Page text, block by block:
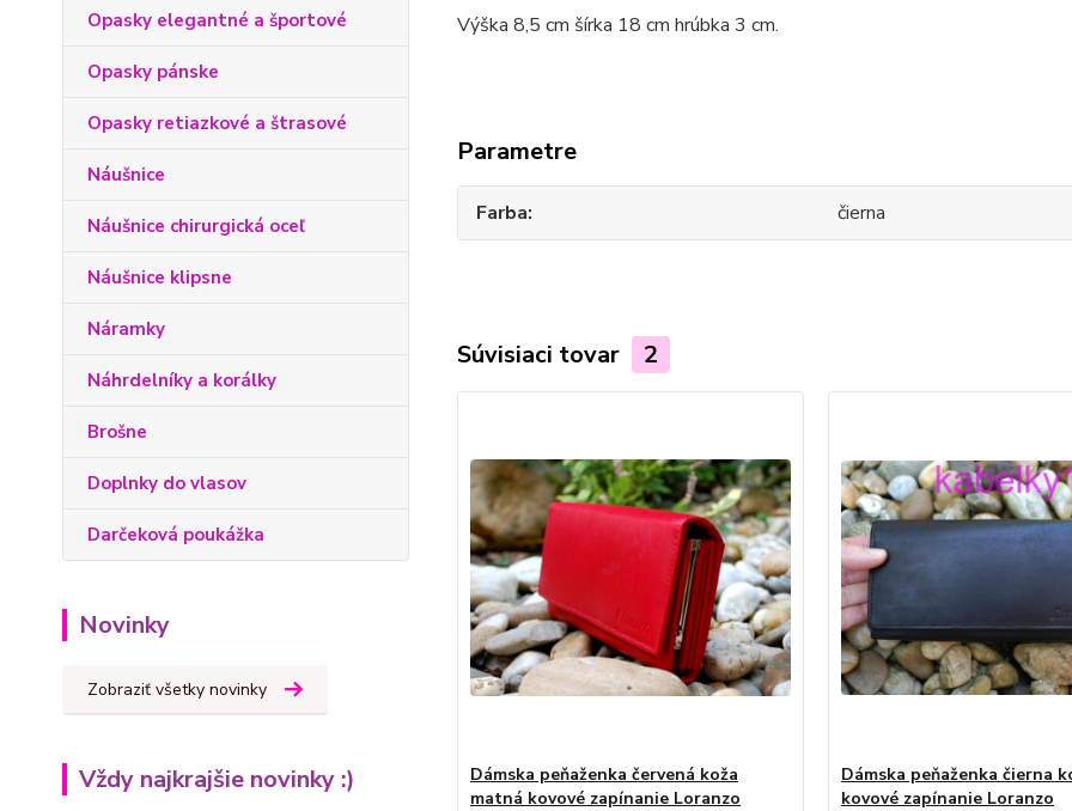
Opasky elegantné a športové
Opasky pánske
Opasky retiazkové a štrasové
Náušnice
Náušnice chirurgická oceľ
Náušnice klipsne
Náramky
Náhrdelníky a korálky
Brošne
Doplnky do vlasov
Darčeková poukážka
Novinky
Zobraziť všetky novinky
Vždy najkrajšie novinky :)
Výška 8,5 cm šírka 18 cm hrúbka 3 cm.
Parametre
Farba čierna
Súvisiaci tovar 2
Dámska peňaženka červená koža
matná kovové zapínanie Loranzo
Dámska peňaženka čierna
kovové zapínanie Loranzo